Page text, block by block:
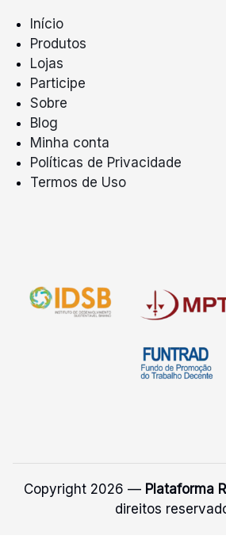
Início
Produtos
Lojas
Participe
Sobre
Blog
Minha conta
Políticas de Privacidade
Termos de Uso
Copyright 2026 — Plataforma
direitos